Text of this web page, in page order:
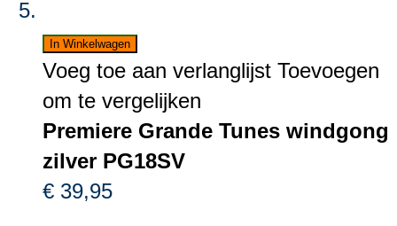
In Winkelwagen
Voeg toe aan verlanglijst Toevoegen
om te vergelijken
Premiere Grande Tunes windgong
zilver PG18SV
€ 39,95